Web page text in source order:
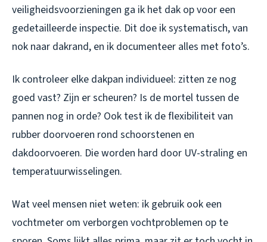
veiligheidsvoorzieningen ga ik het dak op voor een
gedetailleerde inspectie. Dit doe ik systematisch, van
nok naar dakrand, en ik documenteer alles met foto’s.
Ik controleer elke dakpan individueel: zitten ze nog
goed vast? Zijn er scheuren? Is de mortel tussen de
pannen nog in orde? Ook test ik de flexibiliteit van
rubber doorvoeren rond schoorstenen en
dakdoorvoeren. Die worden hard door UV-straling en
temperatuurwisselingen.
Wat veel mensen niet weten: ik gebruik ook een
vochtmeter om verborgen vochtproblemen op te